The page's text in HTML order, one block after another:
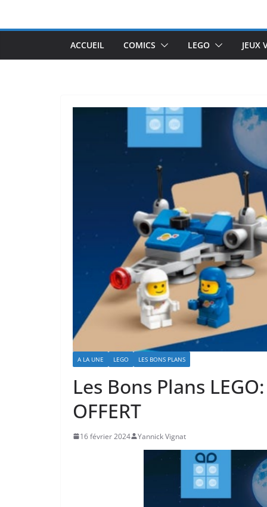
ACCUEIL COMICS LEGO JEUX
A LA UNE LEGO LES BONS PLANS
Les Bons Plans
OFFERT
16 février 2024 Yannick Vignat